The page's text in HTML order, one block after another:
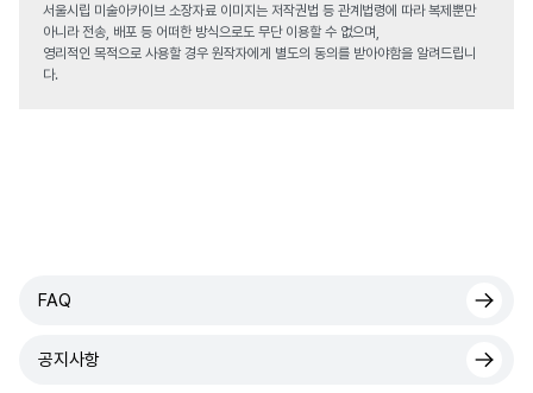
서울시립 미술아카이브 소장자료 이미지는 저작권법 등 관계법령에 따라 복제뿐만
아니라 전송, 배포 등 어떠한 방식으로도 무단 이용할 수 없으며,
영리적인 목적으로 사용할 경우 원작자에게 별도의 동의를 받아야함을 알려드립니
다.
FAQ
공지사항